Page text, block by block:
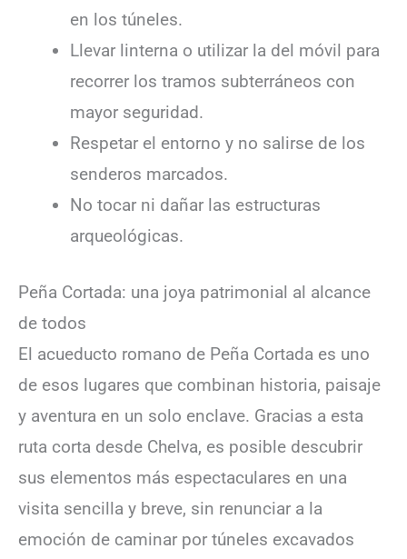
en los túneles.
Llevar linterna o utilizar la del móvil para
recorrer los tramos subterráneos con
mayor seguridad.
Respetar el entorno y no salirse de los
senderos marcados.
No tocar ni dañar las estructuras
arqueológicas.
Peña Cortada: una joya patrimonial al alcance
de todos
El acueducto romano de Peña Cortada es uno
de esos lugares que combinan historia, paisaje
y aventura en un solo enclave. Gracias a esta
ruta corta desde Chelva, es posible descubrir
sus elementos más espectaculares en una
visita sencilla y breve, sin renunciar a la
emoción de caminar por túneles excavados